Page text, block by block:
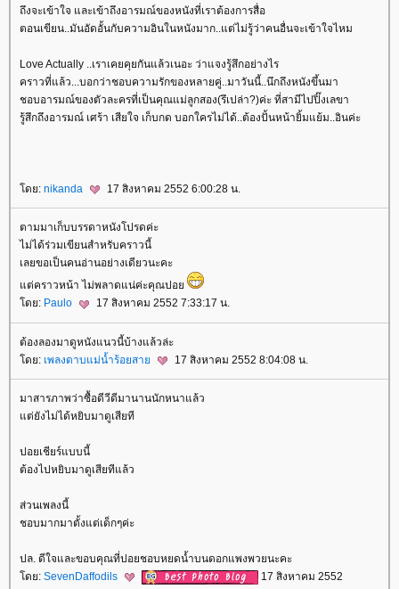
ถึงจะเข้าใจ และเข้าถึงอารมณ์ของหนังที่เราต้องการสื่อ
ตอนเขียน..มันอัดอั้นกับความอินในหนังมาก..แต่ไม่รู้ว่าคนอื่นจะเข้าใจไหม
Love Actually ..เราเคยคุยกันแล้วเนอะ ว่าแจงรู้สึกอย่างไร
คราวที่แล้ว...บอกว่าชอบความรักของหลายคู่..มาวันนี้..นึกถึงหนังขึ้นมา
ชอบอารมณ์ของตัวละครที่เป็นคุณแม่ลูกสอง(รึเปล่า?)ค่ะ ที่สามีไปปิ๊งเลขา
รู้สึกถึงอารมณ์ เศร้า เสียใจ เก็บกด บอกใครไม่ได้..ต้องปั้นหน้ายิ้มแย้ม..อินค่ะ
ดย: nikanda 17 สิงหาคม 2552 6:00:28 น.
ตามมาเก็บบรรดาหนังโปรดค่ะ
ไม่ได้ร่วมเขียนสำหรับคราวนี้
เลยขอเป็นคนอ่านอย่างเดียวนะคะ
ต่คราวหน้า ไม่พลาดแน่ค่ะคุณปอ
ดย: Paulo 17 สิงหาคม 2552 7:33:17 น.
ต้องลองมาดูหนังแนวนี้บ้างแล้วล่ะ
ดย: เพลงดาบแม่น้ำร้อยสา 17 สิงหาคม 2552 8:04:08 น.
มาสารภาพว่าซื้อดีวีดีมานานนักหนาแล้ว
ต่ยังไม่ได้หยิบมาดูเสียที
ปอยเชียร์แบบนี้
ต้องไปหยิบมาดูเสียทีแล้ว
ส่วนเพลงนี้
ชอบมากมาตั้งแต่เด็กๆค่ะ
ปล. ดีใจและขอบคุณที่ปอยชอบหยดน้ำบนดอกแพงพวยนะคะ
ดย: SevenDaffodils 17 สิงหาคม 2552